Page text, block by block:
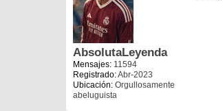
AbsolutaLeyenda
Mensajes: 11594
Registrado:Abr-2023
Ubicación: Orgullosamente
abeluguista